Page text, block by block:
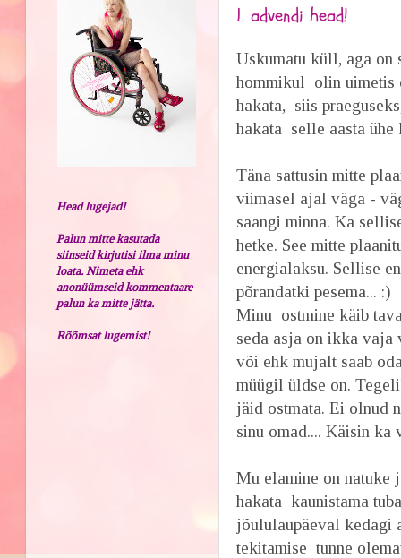
1. advendi head!
Uskumatu küll, aga
hommikul olin uimetis
hakata, siis
hakata selle aasta ühe
Täna sattusin mitte
viimasel ajal väga -
saangi minna. Ka
hetke. See mitte
energialaksu. Sellise
põrandatki pesema... :)
Minu ostmine käib
seda asja on ikka vaja
või ehk mujalt saab
müügil üldse on.
jäid ostmata. Ei olnud
sinu omad.... Käisin ka
Mu elamine on
hakata kaunistama
jõululaupäeval kedagi
tekitamise tunne
Head lugejad!
Palun mitte kasutada
siinseid kirjutisi ilma minu
loata. Nimeta ehk
anonüümseid kommentaare
palun ka mitte jätta.
Rõõmsat lugemist!